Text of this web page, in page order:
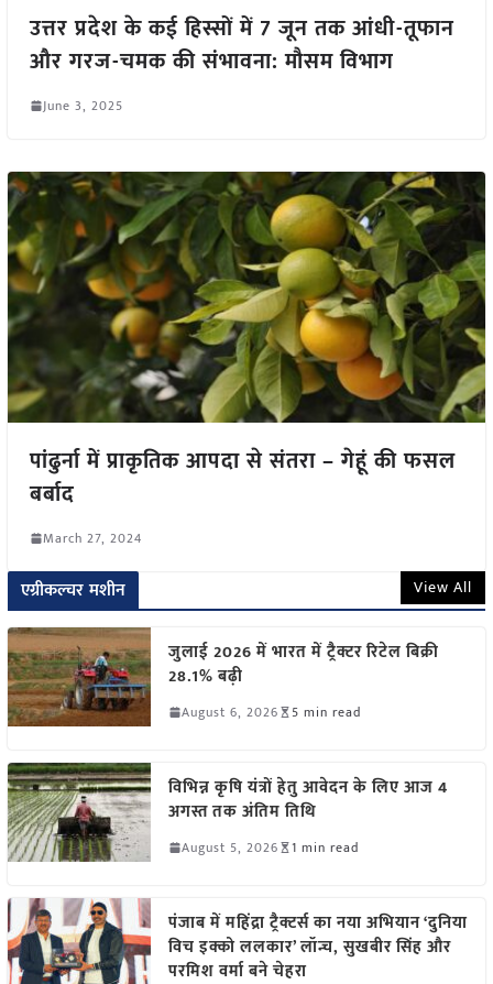
उत्तर प्रदेश के कई हिस्सों में 7 जून तक आंधी-तूफान
और गरज-चमक की संभावना: मौसम विभाग
June 3, 2025
पांढुर्ना में प्राकृतिक आपदा से संतरा – गेहूं की फसल
बर्बाद
March 27, 2024
एग्रीकल्चर मशीन View All
जुलाई 2026 में भारत में ट्रैक्टर रिटेल बिक्री
28.1% बढ़ी
August 6, 2026 5 min read
विभिन्न कृषि यंत्रों हेतु आवेदन के लिए आज 4
अगस्त तक अंतिम तिथि
August 5, 2026 1 min read
पंजाब में महिंद्रा ट्रैक्टर्स का नया अभियान ‘दुनिया
विच इक्को ललकार’ लॉन्च, सुखबीर सिंह और
परमिश वर्मा बने चेहरा